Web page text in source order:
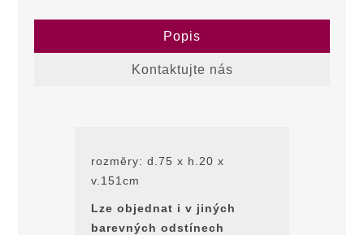
Popis
Kontaktujte nás
rozmĕry: d.75 x h.20 x
v.151cm
Lze objednat i v jiných
barevných odstínech